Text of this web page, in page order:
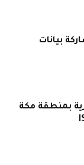
بيانات
بمنطقة مكة